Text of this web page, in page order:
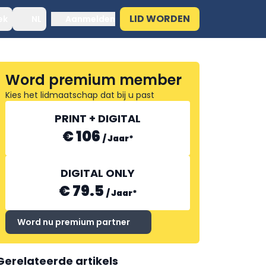
LID WORDEN
Word premium member
Kies het lidmaatschap dat bij u past
PRINT + DIGITAL
€ 106 /Jaar*
DIGITAL ONLY
€ 79.5 /Jaar*
Word nu premium partner
artikels